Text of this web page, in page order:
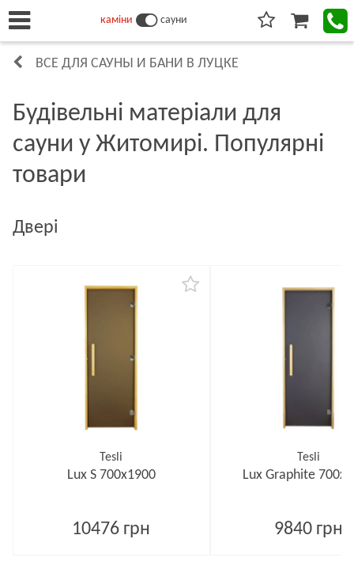
каміни сауни
ВСЕ ДЛЯ САУНЫ И БАНИ В ЛУЦКЕ
Будівельні матеріали для
сауни у Житомирі. Популярні
товари
Двері
Tesli
Lux S 700х1900
10476 грн
Tesli
Lux Graphite
9840 грн